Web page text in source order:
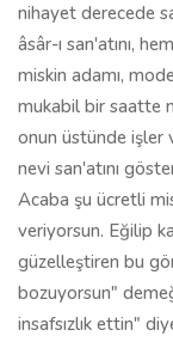
nihayet derecede
âsâr-ı san'atını,
miskin adamı,
mukabil bir saatte
onun üstünde işler
nevi san'atını
Acaba şu ücretli
veriyorsun. Eğilip
güzelleştiren bu
bozuyorsun"
insafsızlık ettin"